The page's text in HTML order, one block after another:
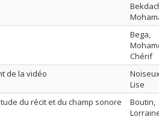
Bega,
Chérif
de la vidéo
Lise
du récit et du champ sonore
Boutin,